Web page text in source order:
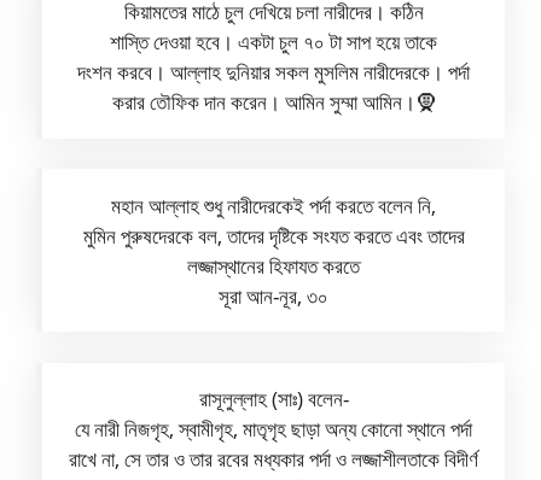
কিয়ামতের মাঠে চুল দেখিয়ে চলা নারীদের। কঠিন
শাস্তি দেওয়া হবে। একটা চুল ৭০ টা সাপ হয়ে তাকে
দংশন করবে। আল্লাহ দুনিয়ার সকল মুসলিম নারীদেরকে। পর্দা
করার তৌফিক দান করেন। আমিন সুম্মা আমিন।🧕
মহান আল্লাহ শুধু নারীদেরকেই পর্দা করতে বলেন নি,
মুমিন পুরুষদেরকে বল, তাদের দৃষ্টিকে সংযত করতে এবং তাদের
লজ্জাস্থানের হিফাযত করতে
সূরা আন-নূর, ৩০
রাসূলুল্লাহ (সাঃ) বলেন-
যে নারী নিজগৃহ, স্বামীগৃহ, মাতৃগৃহ ছাড়া অন্য কোনো স্থানে পর্দা
রাখে না, সে তার ও তার রবের মধ্যকার পর্দা ও লজ্জাশীলতাকে বিদীর্ণ